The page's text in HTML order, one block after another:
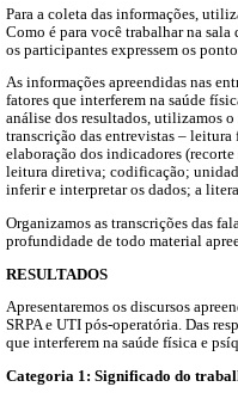
Para a coleta das informações,
Como é para você trabalhar na
os participantes expressem os
As informações apreendidas nas
fatores que interferem na saúde
análise dos resultados, utilizamos
transcrição das entrevistas –
elaboração dos indicadores
leitura diretiva; codificação;
inferir e interpretar os dados; a
Organizamos as transcrições das
profundidade de todo material
RESULTADOS
Apresentaremos os discursos
SRPA e UTI pós-operatória. Das
que interferem na saúde física e
Categoria 1: Significado do